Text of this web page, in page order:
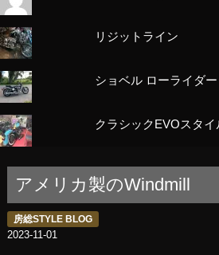
リジットライン
ショベル ローライダー
クラシックEVOスタ
アメリカ製のWindmill
房総STYLE BLOG
2023-11-01